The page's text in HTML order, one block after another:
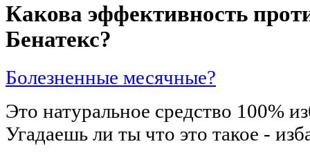
Какова эффективность
Бенатекс?
Болезненные месячные?
Это натуральное средство 100%
Угадаешь ли ты что это такое -